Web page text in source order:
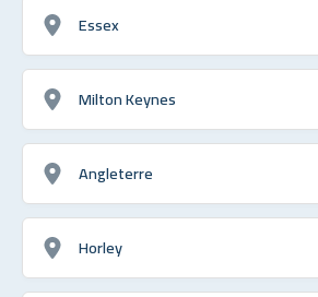
Essex
Milton Keynes
Angleterre
Horley